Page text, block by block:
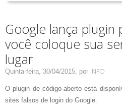
Google lança plugin
você coloque sua
lugar
Quinta-feira, 30/04/2015, por INFO
O plugin de código-aberto está
sites falsos de login do Google.